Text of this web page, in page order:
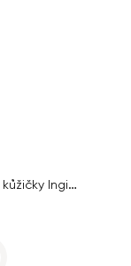
SKIN PROTECTOR - ochrana nehtové kůžičky Inginails, 15ml